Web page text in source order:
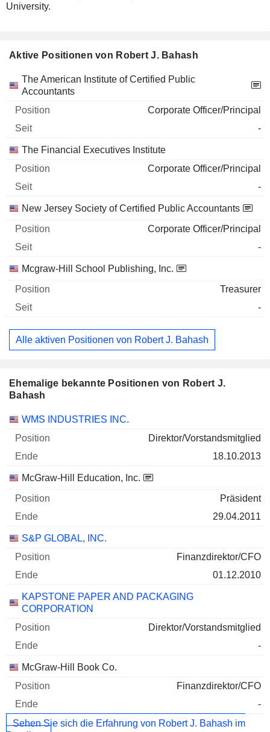
University.
Aktive Positionen von Robert J. Bahash
Unternehmen Position Beginn
The American Institute of Certified Public
Accountants
Corporate Officer/Principal
-
The Financial Executives Institute
Corporate Officer/Principal
-
New Jersey Society of Certified Public Accountants
Corporate Officer/Principal
-
Mcgraw-Hill School Publishing, Inc.
Treasurer
-
Alle aktiven Positionen von Robert J. Bahash
Ehemalige bekannte Positionen von Robert J.
Bahash
Unternehmen Position Ende
WMS INDUSTRIES INC.
Direktor/Vorstandsmitglied
18.10.2013
McGraw-Hill Education, Inc.
Präsident
29.04.2011
S&P GLOBAL, INC.
Finanzdirektor/CFO
01.12.2010
KAPSTONE PAPER AND PACKAGING
CORPORATION
Direktor/Vorstandsmitglied
-
McGraw-Hill Book Co.
Finanzdirektor/CFO
-
Sehen Sie sich die Erfahrung von Robert J. Bahash im